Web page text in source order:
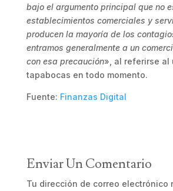
bajo el argumento principal que no
establecimientos comerciales y
producen la mayoría de los
entramos generalmente a un
con esa precaución», al referirse al
tapabocas en todo momento.
Fuente: Finanzas Digital
Enviar Un Comentario
Tu dirección de correo electrónico